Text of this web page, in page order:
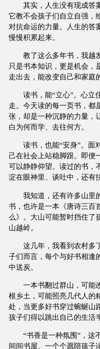
其实，人生没有现成答
它教不会孩子们自立自强，
对抗命运的力量。人生的答
慢慢积累起来。
教了这么多年书，我越
只是书本知识，更是机会，
走出去，能改变自己和家庭
读书，能“立心”。心立
走。今天读的每一页书，都
张，却是一种沉静的力量，
白为何而学、去往何方。
读书，也能“安身”。面
己在社会上站稳脚跟。即便
可以静静仰望。读过的书，
淀在眼神里、谈吐中，还有
我知道，还有许多山里
书，也许是一本《唐诗三百
么》。大山可能暂时挡住了
山越岭。
这几年，我看到农村多
子们而言，每个与好书相逢
中送炭。
一本书翻过群山，可能
根乡土，可能照亮几代人的
处，当更多好书穿过蜿蜒山
孩子们得以跳出自己的生活
“书香是一种氛围”，这
间间书屋、一个个愿陪孩子